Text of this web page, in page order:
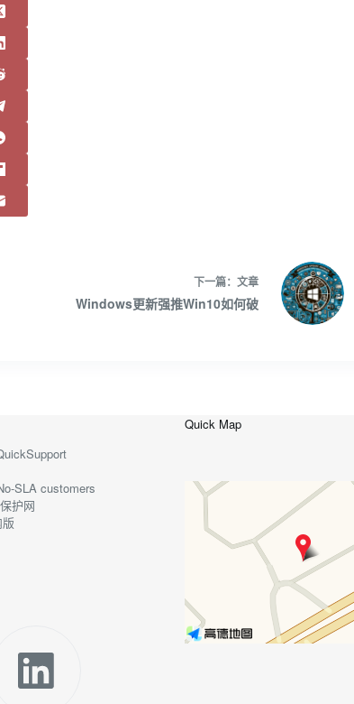
下一篇： 文章
Windows更新强推Win10如何破
SLA customers
护网
Quick Map